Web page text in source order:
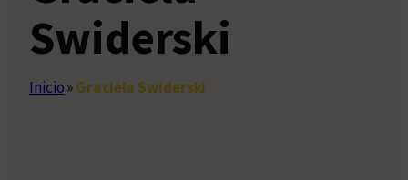
Swiderski
Inicio»Graciela Swiderski